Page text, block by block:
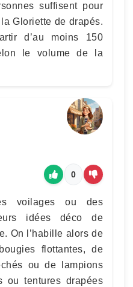
suffisent pour
Gloriette de drapés.
d’au moins 150
le volume de la
0
voilages ou des
idées déco de
On l’habille alors de
flottantes, de
ou de lampions
ou tentures drapées